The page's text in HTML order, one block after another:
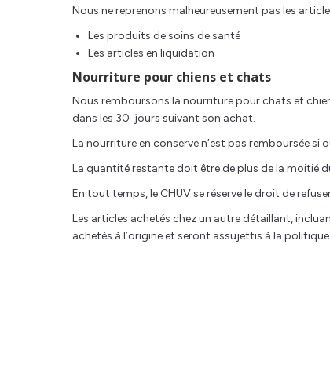
Nous ne reprenons malheureusement pas les
Les produits de soins de santé
Les articles en liquidation
Nourriture pour chiens et chats
Nous remboursons la nourriture pour chats et
dans les 30 jours suivant son achat.
La nourriture en conserve n’est pas remboursée si
La quantité restante doit être de plus de la moitié
En tout temps, le CHUV se réserve le droit de
Les articles achetés chez un autre détaillant,
achetés à l’origine et seront assujettis à la